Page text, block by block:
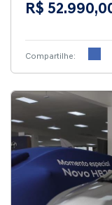
R$
Compartilhe: